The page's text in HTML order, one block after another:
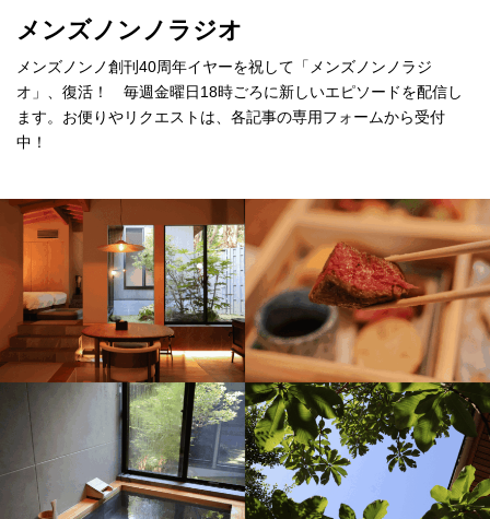
メンズノンノラジオ
メンズノンノ創刊40周年イヤーを祝して「メンズノンノラジ
オ」、復活！ 毎週金曜日18時ごろに新しいエピソードを配信し
ます。お便りやリクエストは、各記事の専用フォームから受付
中！